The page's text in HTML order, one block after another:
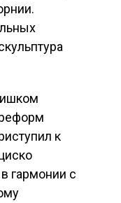
к
гармонии с